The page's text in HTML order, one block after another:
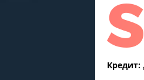
Кредит: